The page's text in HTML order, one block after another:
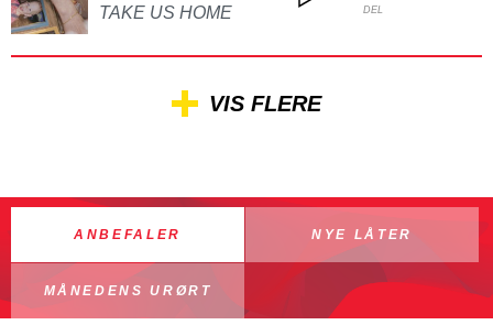
TAKE US HOME
DEL
VIS FLERE
ANBEFALER NYE LÅTER
MÅNEDENS URØRT